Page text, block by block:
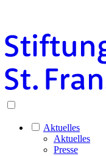
Aktuelles
Aktuelles
Presse